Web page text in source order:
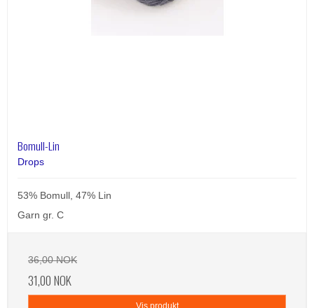
Bomull-Lin
Drops
53% Bomull, 47% Lin
Garn gr. C
36,00 NOK
31,00 NOK
Vis produkt